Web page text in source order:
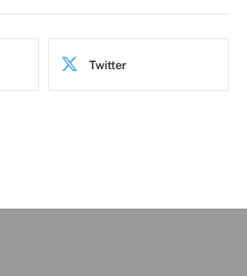
Twitter